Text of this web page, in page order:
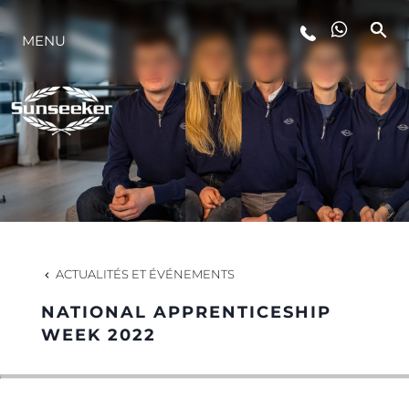
STYLE DE VIE
L'INNOVATION
LA SOCIÉTÉ
MENU
ACTUALITÉS ET ÉVÉNEMENTS
NATIONAL APPRENTICESHIP
WEEK 2022